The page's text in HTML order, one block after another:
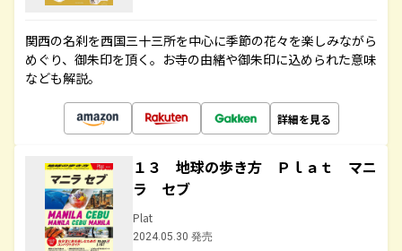
関西の名刹を西国三十三所を中心に季節の花々を楽しみながら
めぐり、御朱印を頂く。お寺の由緒や御朱印に込められた意味
なども解説。
詳細を見る
１３ 地球の歩き方 Ｐｌａｔ マニ
ラ セブ
Plat
2024.05.30 発売